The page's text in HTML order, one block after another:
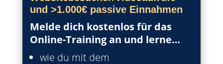
und >1.000€ passive Einnahmen
Melde dich kostenlos für das
Online-Training an und lerne…
wie du mit dem